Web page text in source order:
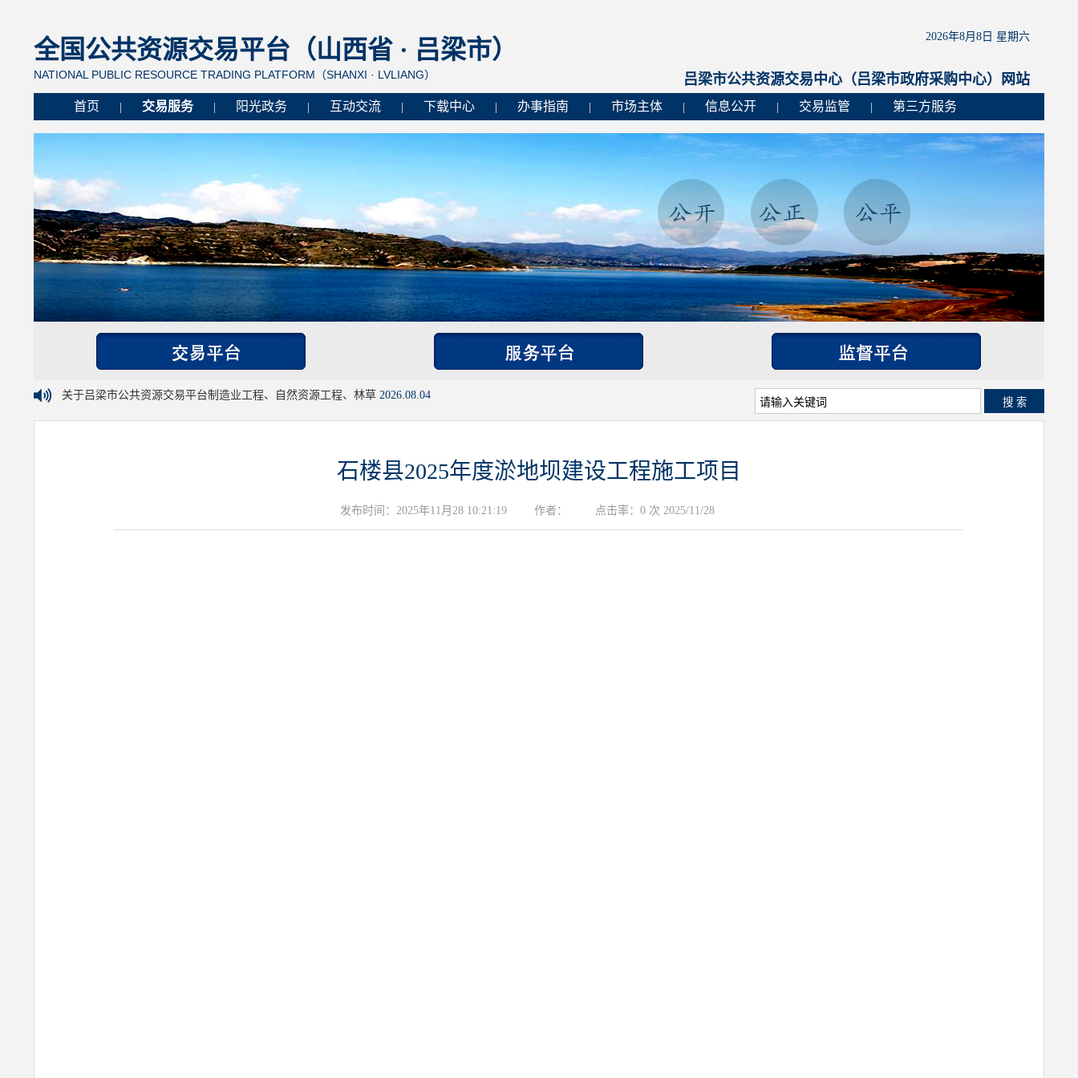
全国公共资源交易平台（山西省 · 吕梁市）
NATIONAL PUBLIC RESOURCE TRADING PLATFORM（SHANXI · LVLIANG）
2026年8月8日 星期六
吕梁市公共资源交易中心（吕梁市政府采购中心）网站
首页 交易服务 阳光政务 互动交流 下载中心 办事指南 市场主体 信息公开 交易监管 第三方服务
关于吕梁市公共资源交易平台制造业工程、自然资源工程、林草 2026.08.04
搜 索
石楼县2025年度淤地坝建设工程施工项目
发布时间：2025年11月28 10:21:19 作者： 点击率：0 次 2025/11/28